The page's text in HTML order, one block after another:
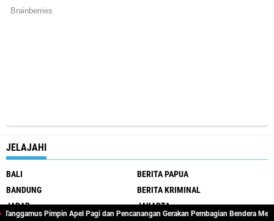
JELAJAHI
BALI
BERITA PAPUA
BANDUNG
BERITA KRIMINAL
JABAR
JAKARTA
Pimpin Apel Pagi dan Pencanangan Gerakan Pembagian Bendera Merah